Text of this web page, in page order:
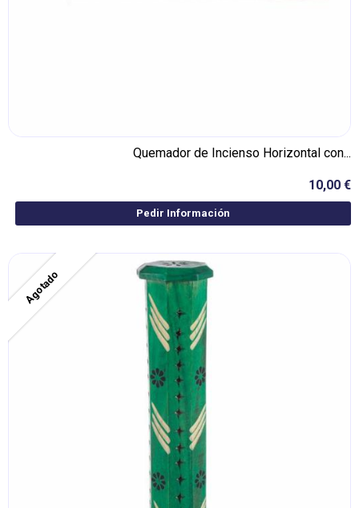
Quemador de Incienso Horizontal con...
10,00 €
Pedir Información
Agotado